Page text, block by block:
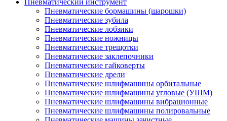
Пневматический инструмент
Пневматические бормашины (шарошки)
Пневматические зубила
Пневматические лобзики
Пневматические ножницы
Пневматические трещотки
Пневматические заклепочники
Пневматические гайковерты
Пневматические дрели
Пневматические шлифмашины орбитальные
Пневматические шлифмашины угловые (УШМ)
Пневматические шлифмашины вибрационные
Пневматические шлифмашины полировальные